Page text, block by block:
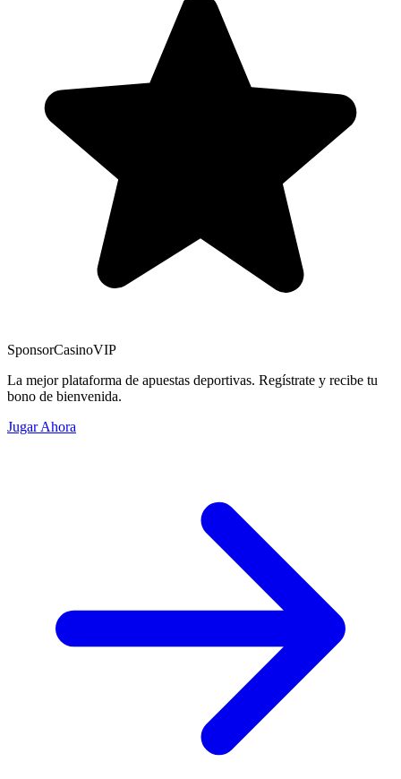
SponsorCasinoVIP
La mejor plataforma de apuestas deportivas. Regístrate y recibe tu
bono de bienvenida.
Jugar Ahora